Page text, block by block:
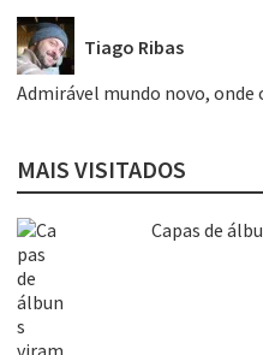
Tiago Ribas
Admirável mundo novo, onde
MAIS VISITADOS
Capas de